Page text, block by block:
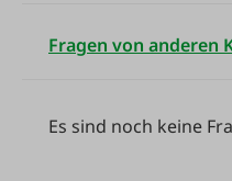
Fragen von anderen
Es sind noch keine